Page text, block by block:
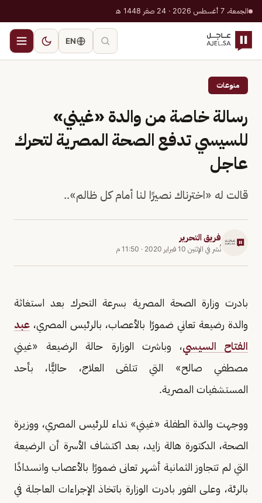
الجمعة، 7 أغسطس 2026 · 24 صفر 1448 هـ
EN
منوعات
رسالة خاصة من والدة «غيني»
للسيسي تدفع الصحة المصرية لتحرك
عاجل
قالت له «اخترناك نصيرًا لنا أمام كل ظالم»..
فريق التحرير
نُشر في الإثنين 10 فبراير 2020 · 11:50 م
بادرت وزارة الصحة المصرية بسرعة التحرك بعد استغاثة
والدة رضيعة تعاني ضمورًا بالأعصاب، بالرئيس المصري، عبد
الفتاح السيسي، وباشرت الوزارة حالة الرضيعة «غيني
مصطفي صالح» التي تتلقى العلاج، حاليًّا، بأحد
المستشفيات المصرية.
ووجهت والدة الطفلة «غيني» نداء للرئيس المصري، ووزيرة
الصحة، الدكتورة هالة زايد، بعد اكتشاف الأسرة أن الرضيعة
التي لم تتجاوز الثمانية أشهر تعانى ضمورًا بالأعصاب وانسدادًا
بالرئة، وعلى الفور بادرت الوزارة باتخاذ الإجراءات العاجلة في